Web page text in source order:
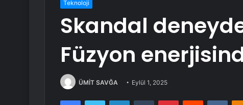
Teknoloji
Skandal
Füzyon
ÜMİT SAVĞA Eylül 1, 2025
FacebookTwitter LinkedInTumblr PinterestReddit